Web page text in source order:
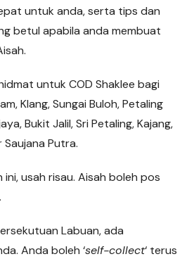
untuk anda, serta tips dan
betul apabila anda membuat
untuk COD Shaklee bagi
Klang, Sungai Buloh, Petaling
Bukit Jalil, Sri Petaling, Kajang,
Putra.
usah risau. Aisah boleh pos
Labuan, ada
Anda boleh ‘self-collect‘ terus